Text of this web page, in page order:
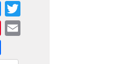
Messenger
Twitter
Pinterest
Email
Share